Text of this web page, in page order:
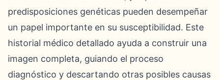
predisposiciones genéticas pueden desempeñar
un papel importante en su susceptibilidad. Este
historial médico detallado ayuda a construir una
imagen completa, guiando el proceso
diagnóstico y descartando otras posibles causas